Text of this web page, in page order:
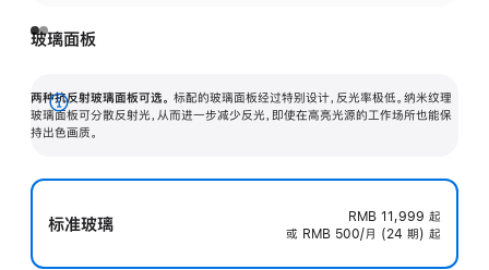
玻璃面板
两种抗反射玻璃面板可选。 标配的玻璃面板经过特别设计，反光率极低。纳米纹理
玻璃面板可分散反射光，从而进一步减少反光，即使在高亮光源的工作场所也能保
持出色画质。
展
开
标准玻璃 RMB 11,999 起
或 RMB 500/月 (24 期) 起